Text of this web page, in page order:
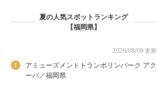
夏の人気スポットランキング
【福岡県】
2026/08/09 更新
1
アミューズメントトランポリンパーク アク
ーパ／福岡県